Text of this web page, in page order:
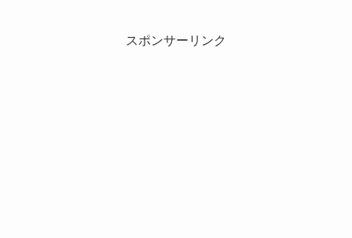
スポンサーリンク